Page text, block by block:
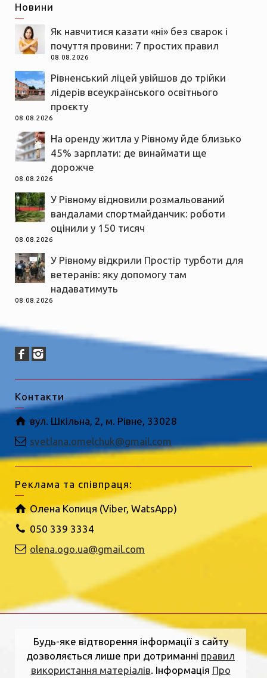
Новини
Як навчитися казати «ні» без сварок і
почуття провини: 7 простих правил
08.08.2026
Рівненський ліцей увійшов до трійки
лідерів всеукраїнського освітнього
проєкту
08.08.2026
На оренду житла у Рівному йде близько
45% зарплати: де винаймати ще
дорожче
08.08.2026
У Рівному відновили розмальований
вандалами спортмайданчик: роботи
оцінили у 150 тисяч
08.08.2026
У Рівному відкрили Простір турботи для
ветеранів: яку допомогу там
надаватимуть
08.08.2026
Контакти
вул. Шкільна, 2, м. Рівне, 33028
svetlana.omelchuk@gmail.com
Реклама та співпраця:
Олена Копиця (Viber, WatsApp)
050 339 3334
olena.ogo.ua@gmail.com
Будь-яке відтворення інформації з сайту
дозволяється лише при дотриманні правил
використання матеріалів . Інформація Про